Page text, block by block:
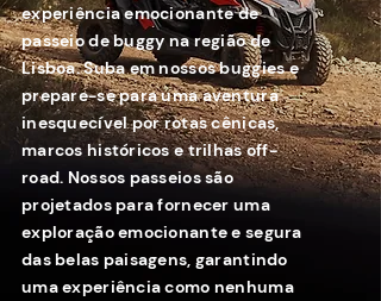
experiência emocionante de
passeio de buggy na região de
Lisboa. Suba em nossos buggies e
prepare-se para uma aventura
inesquecível por rotas cênicas,
marcos históricos e trilhas off-
road. Nossos passeios são
projetados para fornecer uma
exploração emocionante e segura
das belas paisagens, garantindo
uma experiência como nenhuma